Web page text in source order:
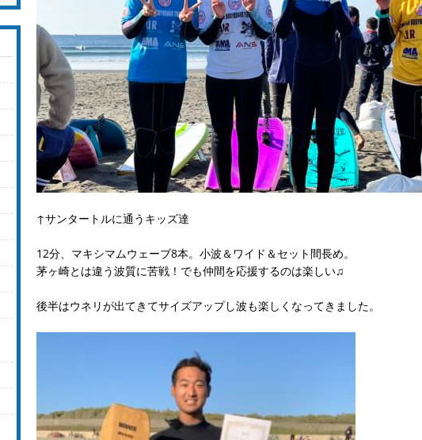
↑サンタートルに通うキッズ達
12分、マキシマムウェーブ8本。小波＆ワイド＆セット間長め。
茅ヶ崎とは違う波質に苦戦！でも仲間を応援するのは楽しい♫
後半はウネリが出てきてサイズアップし波も楽しくなってきました。